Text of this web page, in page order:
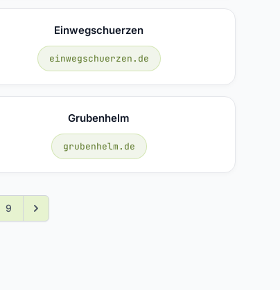
Einwegschuerzen
einwegschuerzen.de
Grubenhelm
grubenhelm.de
9